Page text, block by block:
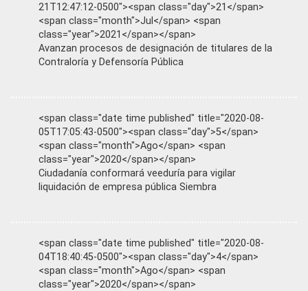
21T12:47:12-0500"><span class="day">21</span>
<span class="month">Jul</span> <span
class="year">2021</span></span>
Avanzan procesos de designación de titulares de la
Contraloría y Defensoría Pública
<span class="date time published" title="2020-08-
05T17:05:43-0500"><span class="day">5</span>
<span class="month">Ago</span> <span
class="year">2020</span></span>
Ciudadanía conformará veeduría para vigilar
liquidación de empresa pública Siembra
<span class="date time published" title="2020-08-
04T18:40:45-0500"><span class="day">4</span>
<span class="month">Ago</span> <span
class="year">2020</span></span>